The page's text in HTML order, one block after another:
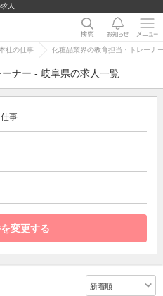
人
社の仕事 化粧品業界の教育担当・トレーナ
ナー - 岐阜県の求人一覧
事
変更する